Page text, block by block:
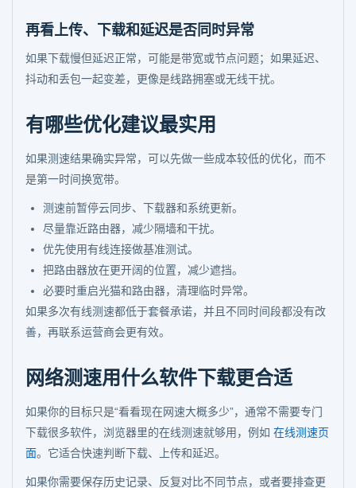
再看上传、下载和延迟是否同时异常
如果下载慢但延迟正常，可能是带宽或节点问题；如果延迟、
抖动和丢包一起变差，更像是线路拥塞或无线干扰。
有哪些优化建议最实用
如果测速结果确实异常，可以先做一些成本较低的优化，而不
是第一时间换宽带。
测速前暂停云同步、下载器和系统更新。
尽量靠近路由器，减少隔墙和干扰。
优先使用有线连接做基准测试。
把路由器放在更开阔的位置，减少遮挡。
必要时重启光猫和路由器，清理临时异常。
如果多次有线测速都低于套餐承诺，并且不同时间段都没有改
善，再联系运营商会更有效。
网络测速用什么软件下载更合适
如果你的目标只是“看看现在网速大概多少”，通常不需要专门
下载很多软件，浏览器里的在线测速就够用，例如 在线测速页
面。它适合快速判断下载、上传和延迟。
如果你需要保存历史记录、反复对比不同节点，或者要排查更